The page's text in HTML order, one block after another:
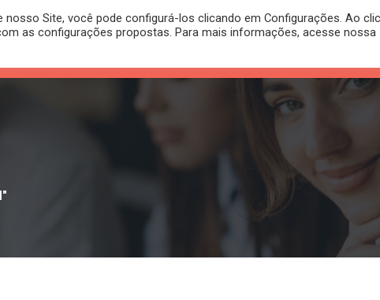
O PLANO REGISTRO DE
Site, você pode configurá-los clicando em Configurações. Ao
as configurações propostas. Para mais informações, acesse nossa